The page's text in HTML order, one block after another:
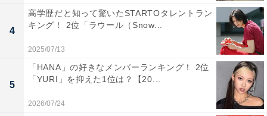
4
高学歴だと知って驚いたSTARTOタレントラン
キング！ 2位「ラウール（Snow...
2025/07/13
5
「HANA」の好きなメンバーランキング！ 2位
「YURI」を抑えた1位は？【20...
2026/07/24